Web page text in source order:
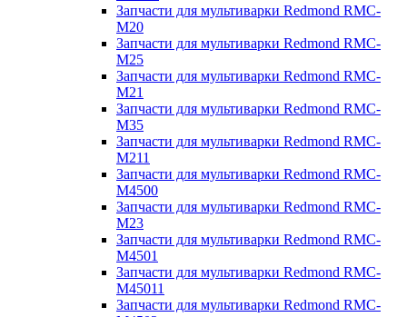
Запчасти для мультиварки Redmond RMC-
M20
Запчасти для мультиварки Redmond RMC-
M25
Запчасти для мультиварки Redmond RMC-
M21
Запчасти для мультиварки Redmond RMC-
M35
Запчасти для мультиварки Redmond RMC-
M211
Запчасти для мультиварки Redmond RMC-
M4500
Запчасти для мультиварки Redmond RMC-
M23
Запчасти для мультиварки Redmond RMC-
M4501
Запчасти для мультиварки Redmond RMC-
M45011
Запчасти для мультиварки Redmond RMC-